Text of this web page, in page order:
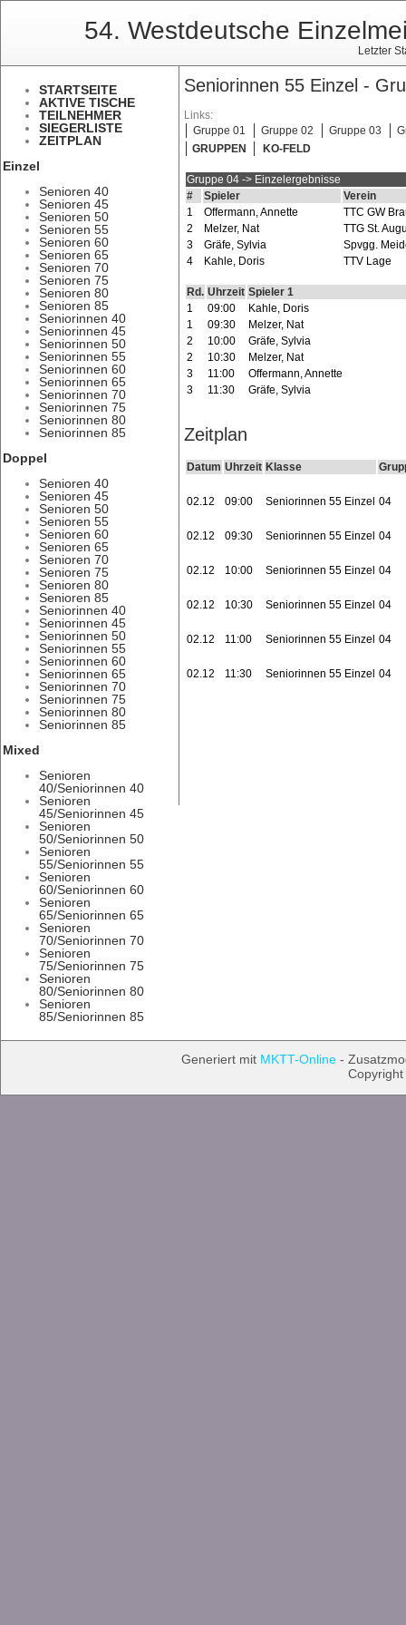
54. Westdeutsche
Letzter
STARTSEITE
AKTIVE TISCHE
TEILNEHMER
SIEGERLISTE
ZEITPLAN
Einzel
Senioren 40
Senioren 45
Senioren 50
Senioren 55
Senioren 60
Senioren 65
Senioren 70
Senioren 75
Senioren 80
Senioren 85
Seniorinnen 40
Seniorinnen 45
Seniorinnen 50
Seniorinnen 55
Seniorinnen 60
Seniorinnen 65
Seniorinnen 70
Seniorinnen 75
Seniorinnen 80
Seniorinnen 85
Doppel
Senioren 40
Senioren 45
Senioren 50
Senioren 55
Senioren 60
Senioren 65
Senioren 70
Senioren 75
Senioren 80
Senioren 85
Seniorinnen 40
Seniorinnen 45
Seniorinnen 50
Seniorinnen 55
Seniorinnen 60
Seniorinnen 65
Seniorinnen 70
Seniorinnen 75
Seniorinnen 80
Seniorinnen 85
Mixed
Senioren
40/Seniorinnen 40
Senioren
45/Seniorinnen 45
Senioren
50/Seniorinnen 50
Senioren
55/Seniorinnen 55
Senioren
60/Seniorinnen 60
Senioren
65/Seniorinnen 65
Senioren
70/Seniorinnen 70
Senioren
75/Seniorinnen 75
Senioren
80/Seniorinnen 80
Senioren
85/Seniorinnen 85
Seniorinnen 55 Einzel -
Links:
Gruppe 01
Gruppe 02 Gruppe 03
GRUPPEN
KO-FELD
Gruppe 04 -> Einzelergebnisse
#
Spieler
Verein
1
Offermann, Annette
TTC GW
2
Melzer, Nat
TTG St.
3
Gräfe, Sylvia
Spvgg.
4
Kahle, Doris TTV Lage
Rd. Uhrzeit Spieler 1
1
09:00
Kahle, Doris
1
09:30
Melzer, Nat
2
10:00
Gräfe, Sylvia
2
10:30
Melzer, Nat
3
11:00
Offermann, Annette
3
11:30 Gräfe, Sylvia
Zeitplan
Datum Uhrzeit Klasse
02.12 09:00 Seniorinnen 55 Einzel 04
02.12 09:30 Seniorinnen 55 Einzel 04
02.12 10:00 Seniorinnen 55 Einzel 04
02.12 10:30 Seniorinnen 55 Einzel 04
02.12 11:00 Seniorinnen 55 Einzel 04
02.12 11:30 Seniorinnen 55 Einzel 04
Generiert mit MKTT-Online-